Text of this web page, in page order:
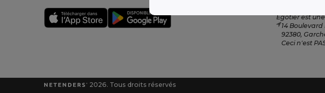
Egotier est
14
92380,
Ceci n'est
2026. Tous droits réservés